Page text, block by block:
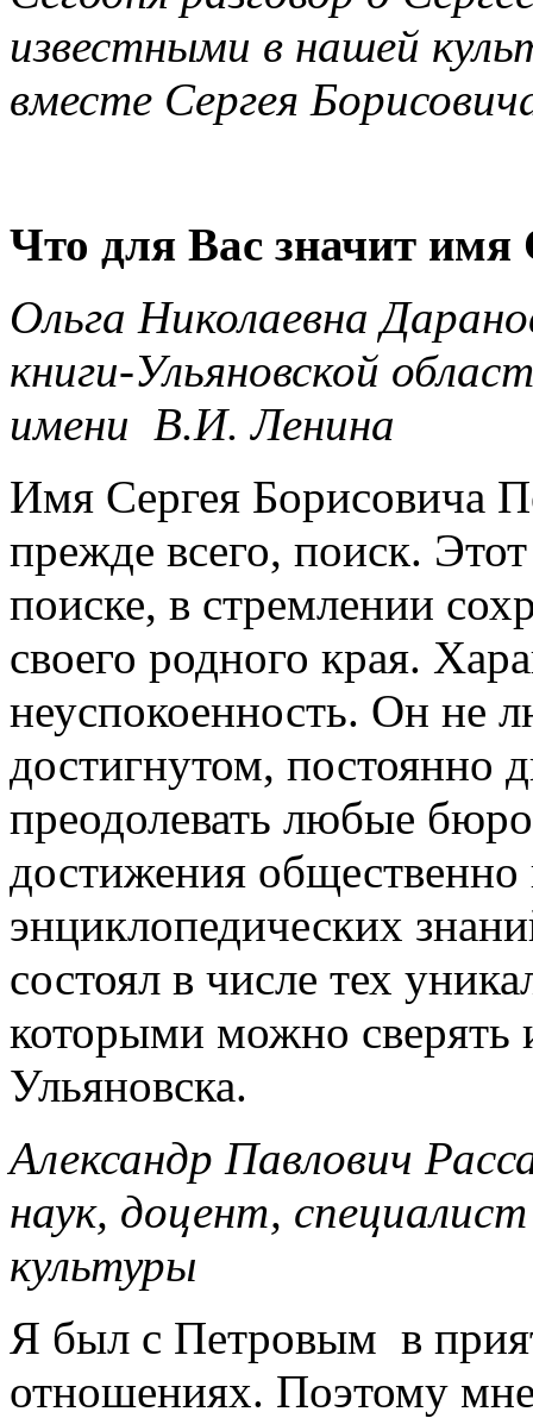
известными в нашей
вместе Сергея
Что для Вас значит имя
Ольга Николаевна
книги-Ульяновской
имени В.И. Ленина
Имя Сергея Борисовича
прежде всего, поиск.
поиске, в стремлении
своего родного края.
неуспокоенность. Он не
достигнутом, постоянно
преодолевать любые
достижения
энциклопедических
состоял в числе тех
которыми можно
Ульяновска.
Александр Павлович
наук, доцент,
культуры
Я был с Петровым в
отношениях. Поэтому